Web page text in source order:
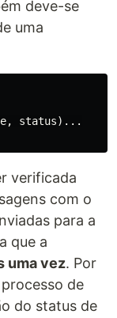
deve-se
uma
, status)...
verificada
com o
para a
que a
uma vez. Por
de
do status de